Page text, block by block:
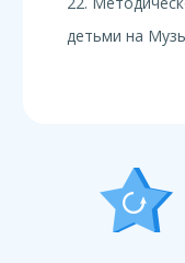
детьми на